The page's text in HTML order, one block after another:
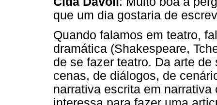
que um dia gostaria de
Quando falamos em teatro,
dramática (Shakespeare,
de se fazer teatro. Da arte
cenas, de diálogos, de
narrativa escrita em